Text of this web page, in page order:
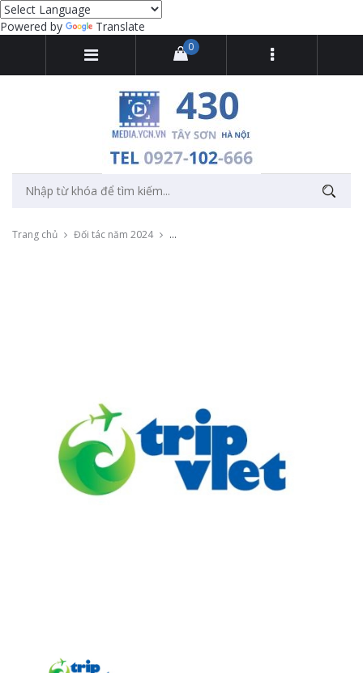
Powered by Translate
0
Trang chủ Đối tác năm 2024 Thu âm lời chào tổng đài cho Công ty du